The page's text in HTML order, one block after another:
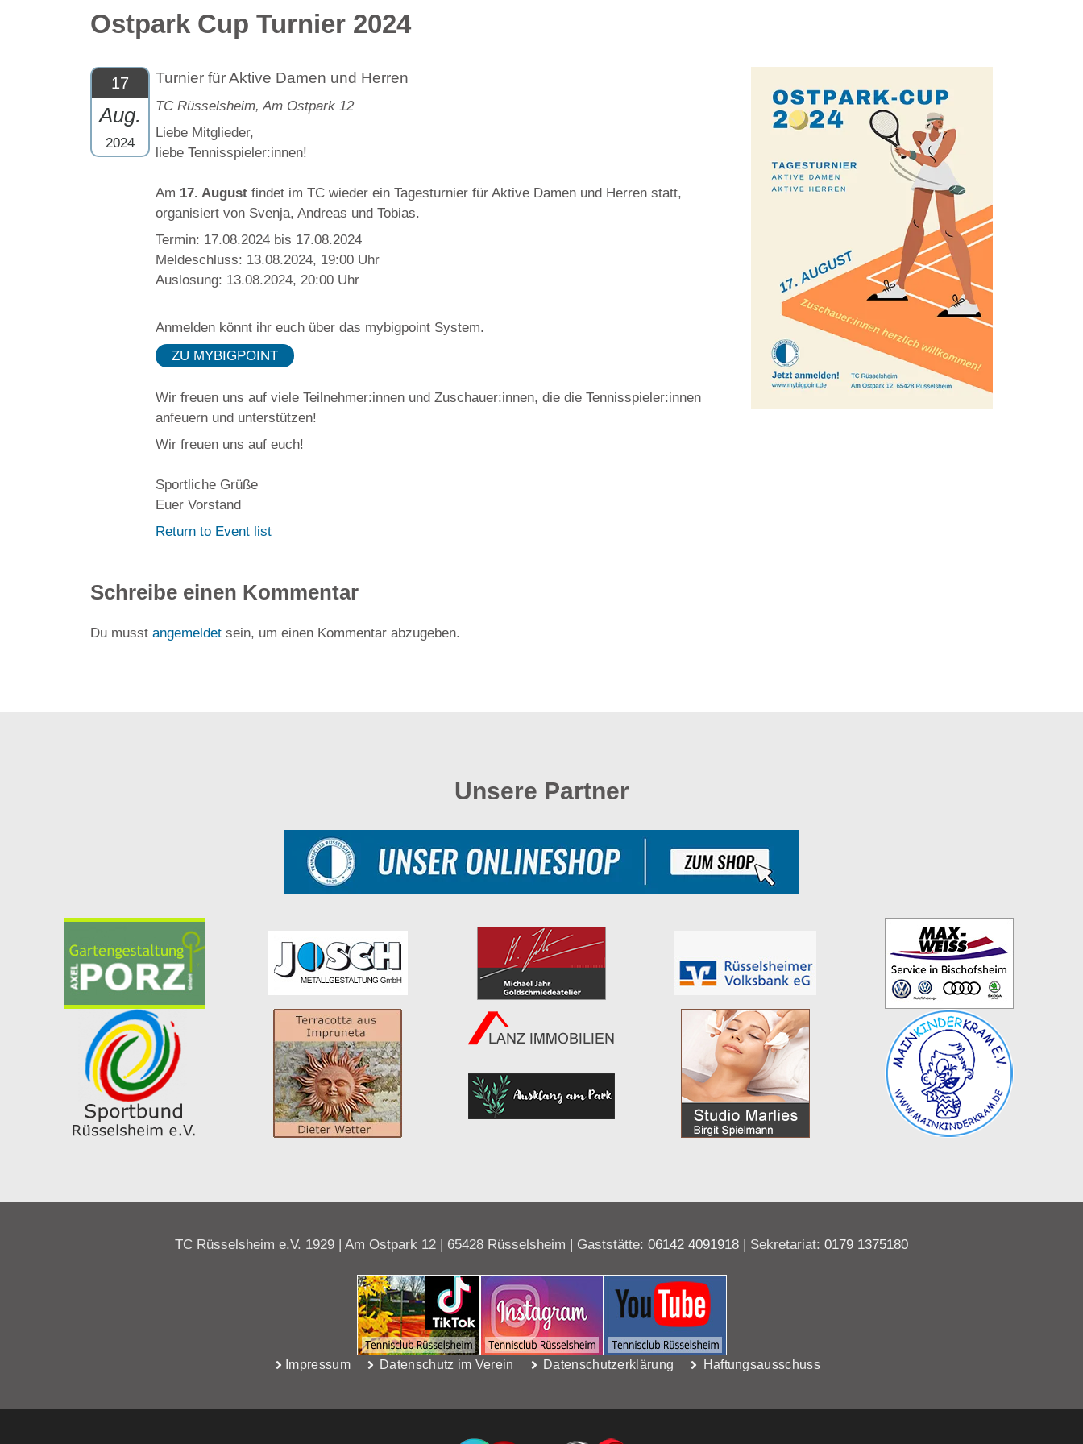
Ostpark Cup Turnier 2024
17
Aug.
2024
Turnier für Aktive Damen und Herren
TC Rüsselsheim, Am Ostpark 12
Liebe Mitglieder,
liebe Tennisspieler:innen!
Am 17. August findet im TC wieder ein Tagesturnier für Aktive Damen und Herren statt,
organisiert von Svenja, Andreas und Tobias.
Termin: 17.08.2024 bis 17.08.2024
Meldeschluss: 13.08.2024, 19:00 Uhr
Auslosung: 13.08.2024, 20:00 Uhr
Anmelden könnt ihr euch über das mybigpoint System.
ZU MYBIGPOINT
Wir freuen uns auf viele Teilnehmer:innen und Zuschauer:innen, die die Tennisspieler:innen
anfeuern und unterstützen!
Wir freuen uns auf euch!
Sportliche Grüße
Euer Vorstand
Return to Event list
Schreibe einen Kommentar
Du musst angemeldet sein, um einen Kommentar abzugeben.
Unsere Partner
TC Rüsselsheim e.V. 1929 | Am Ostpark 12 | 65428 Rüsselsheim | Gaststätte: 06142 4091918 | Sekretariat: 0179 1375180
Impressum Datenschutz im Verein Datenschutzerklärung Haftungsausschuss